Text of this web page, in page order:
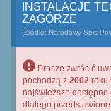
INSTALACJE
ZAGÓRZE
(Źródło: Narodowy Spis
Proszę zwrócić
pochodzą z 2002 roku
najświeższe dostępne
dlatego